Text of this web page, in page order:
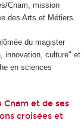
Cnam, mission
des Arts et Métiers.
du magister
innovation, culture" et
en sciences
Cnam et de ses
croisées et